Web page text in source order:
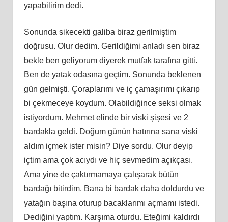
yapabilirim dedi.
Sonunda sikecekti galiba biraz gerilmiştim
doğrusu. Olur dedim. Gerildiğimi anladı sen biraz
bekle ben geliyorum diyerek mutfak tarafına gitti.
Ben de yatak odasına geçtim. Sonunda beklenen
gün gelmişti. Çoraplarımı ve iç çamaşırımı çıkarıp
bi çekmeceye koydum. Olabildiğince seksi olmak
istiyordum. Mehmet elinde bir viski şişesi ve 2
bardakla geldi. Doğum günün hatırına sana viski
aldım içmek ister misin? Diye sordu. Olur deyip
içtim ama çok acıydı ve hiç sevmedim açıkçası.
Ama yine de çaktırmamaya çalışarak bütün
bardağı bitirdim. Bana bi bardak daha doldurdu ve
yatağın başına oturup bacaklarımı açmamı istedi.
Dediğini yaptım. Karşıma oturdu. Eteğimi kaldırdı